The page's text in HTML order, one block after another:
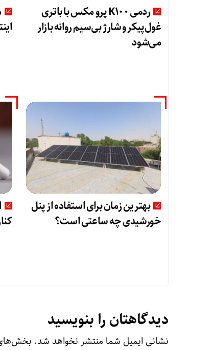
ردمی K100 پرو مکس با باتری
غول‌پیکر و شارژ بی‌سیم روانه بازار
می‌شود
بهترین زمان برای استفاده از پنل
خورشیدی چه ساعتی است؟
کنار
دیدگاهتان را بنویسید
نشانی ایمیل شما منتشر نخواهد شد. بخش‌های